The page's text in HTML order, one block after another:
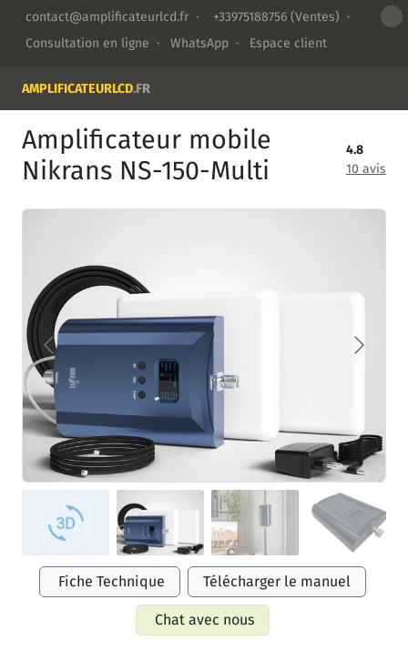
contact@amplificateurlcd.fr · +33975188756 (Ventes) ·
Consultation en ligne · WhatsApp · Espace client
AMPLIFICATEURLCD.FR
Amplificateur mobile
Nikrans NS-150-Multi
4.8
10 avis
Fiche Technique Télécharger le manuel
Chat avec nous